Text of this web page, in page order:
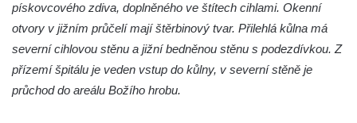
pískovcového zdiva, doplněného ve štítech cihlami. Okenní
otvory v jižním průčelí mají štěrbinový tvar. Přilehlá kůlna má
severní cihlovou stěnu a jižní bedněnou stěnu s podezdívkou. Z
přízemí špitálu je veden vstup do kůlny, v severní stěně je
průchod do areálu Božího hrobu.